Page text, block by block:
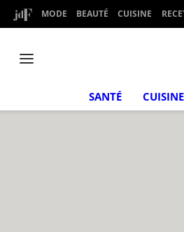
MODE BEAUTÉ CUISINE
SANTÉ CUISINE